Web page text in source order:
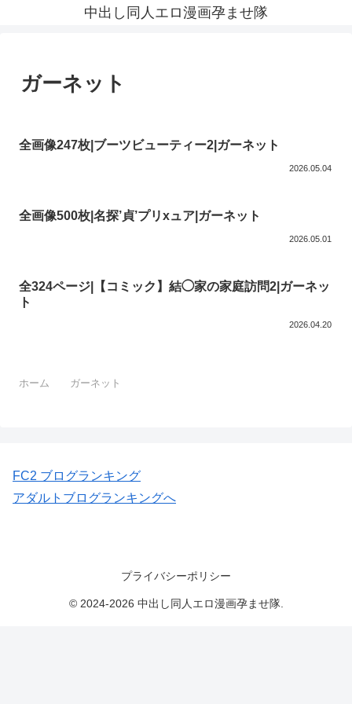
中出し同人エロ漫画孕ませ隊
ガーネット
全画像247枚|ブーツビューティー2|ガーネット
2026.05.04
全画像500枚|名探’貞’プリxュア|ガーネット
2026.05.01
全324ページ|【コミック】結◯家の家庭訪問2|ガーネッ
ト
2026.04.20
ホーム ガーネット
FC2 ブログランキング
アダルトブログランキングへ
プライバシーポリシー
© 2024-2026 中出し同人エロ漫画孕ませ隊.